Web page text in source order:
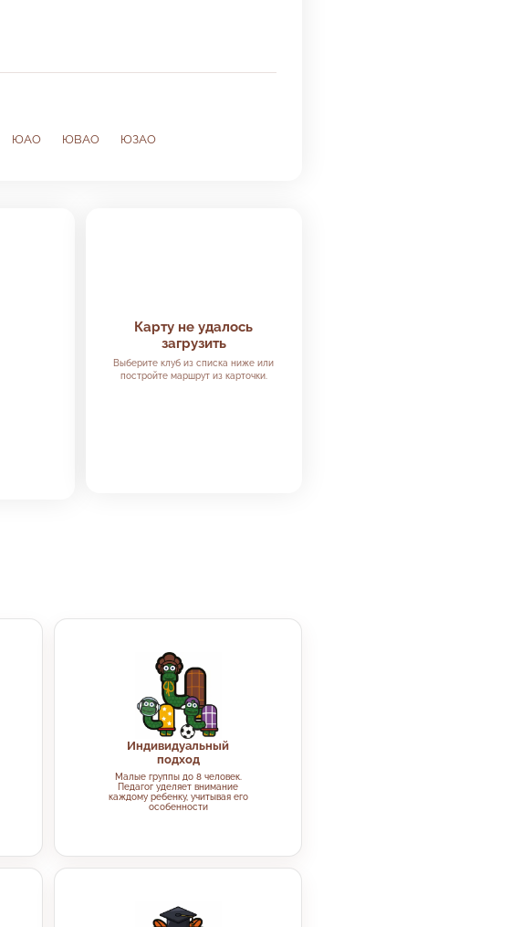
ЮАО ЮВАО ЮЗАО
Карту не удалось
загрузить
Выберите клуб из списка ниже или
постройте маршрут из карточки.
Индивидуальный
подход
Малые группы до 8 человек.
Педагог уделяет внимание
каждому ребенку, учитывая его
особенности